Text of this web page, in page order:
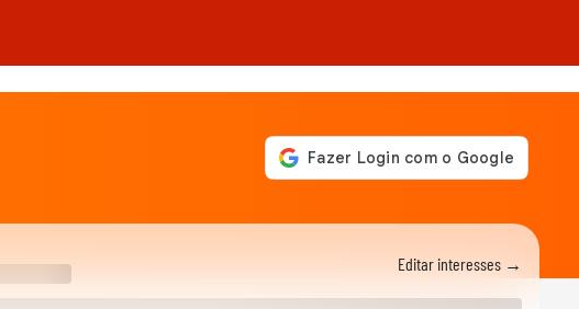
Editar interesses →